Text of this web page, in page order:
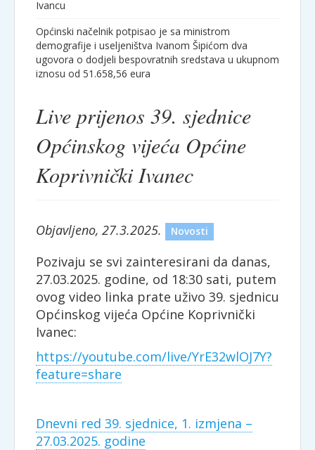
Ivancu
Općinski načelnik potpisao je sa ministrom
demografije i useljeništva Ivanom Šipićom dva
ugovora o dodjeli bespovratnih sredstava u ukupnom
iznosu od 51.658,56 eura
Live prijenos 39. sjednice
Općinskog vijeća Općine
Koprivnički Ivanec
Objavljeno, 27.3.2025. Novosti
Pozivaju se svi zainteresirani da danas,
27.03.2025. godine, od 18:30 sati, putem
ovog video linka prate uživo 39. sjednicu
Općinskog vijeća Općine Koprivnički
Ivanec:
https://youtube.com/live/YrE32wlOJ7Y?
feature=share
Dnevni red 39. sjednice, 1. izmjena –
27.03.2025. godine